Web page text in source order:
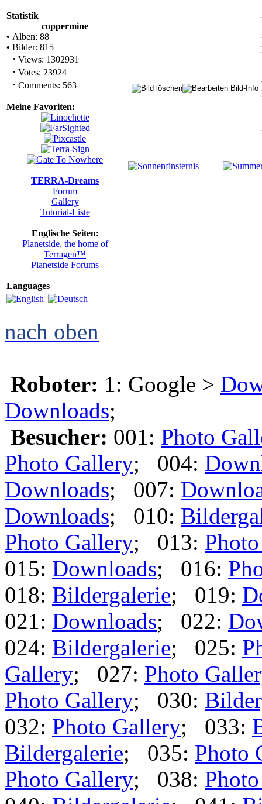
Statistik
coppermine
• Alben: 88
• Bilder: 815
· Views: 1302931
· Votes: 23924
· Comments: 563
Meine Favoriten:
TERRA-Dreams
Forum
Gallery
Tutorial-Liste
Englische Seiten:
Planetside, the home of
Terragen™
Planetside Forums
Languages
nach oben
Roboter: 1: Google >
Downloads;
Besucher: 001: Photo
Photo Gallery; 004:
Downloads; 007:
Downloads; 010:
Photo Gallery; 013:
015: Downloads; 016:
018: Bildergalerie; 019:
021: Downloads; 022:
024: Bildergalerie; 025:
Gallery; 027: Photo
Photo Gallery; 030:
032: Photo Gallery; 033:
Bildergalerie; 035: Photo
Photo Gallery; 038: